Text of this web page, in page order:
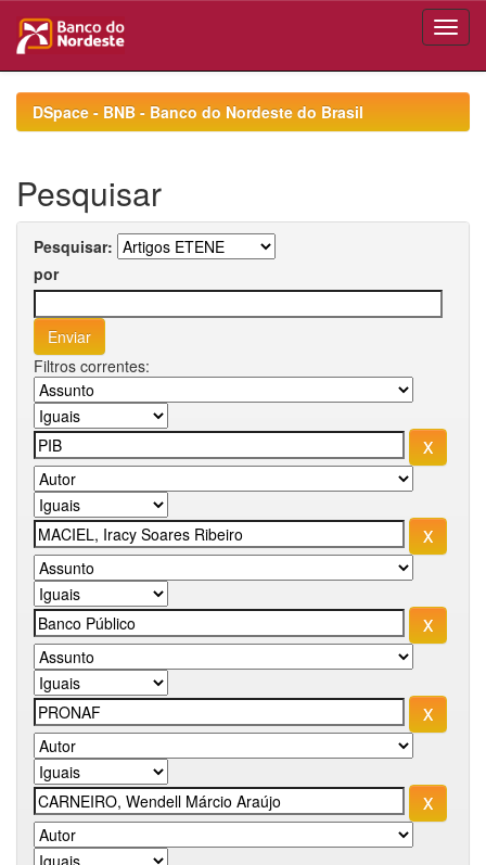
navigationDSpace - BNB - Banco do Nordeste do Brasil
Pesquisar
Pesquisar:
por
Filtros correntes: